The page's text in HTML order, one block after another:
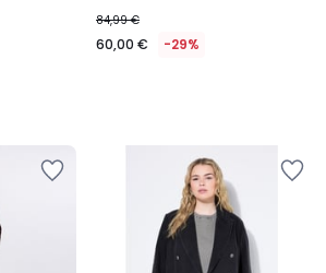
84,99 €
60,00 € -29%